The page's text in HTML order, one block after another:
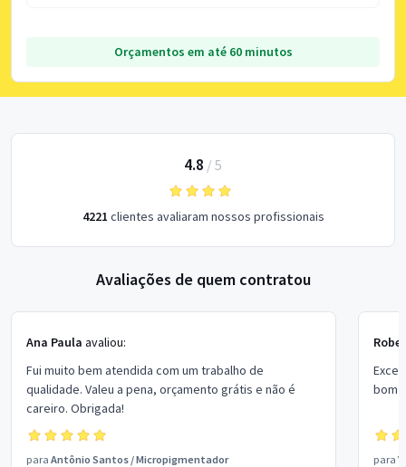
Orçamentos em até 60 minutos
4.8 / 5
4221 clientes avaliaram nossos profissionais
Avaliações de quem contratou
Ana Paula avaliou:
Fui muito bem atendida com um trabalho de
qualidade. Valeu a pena, orçamento grátis e não é
careiro. Obrigada!
para Antônio Santos /Micropigmentador
bom
para